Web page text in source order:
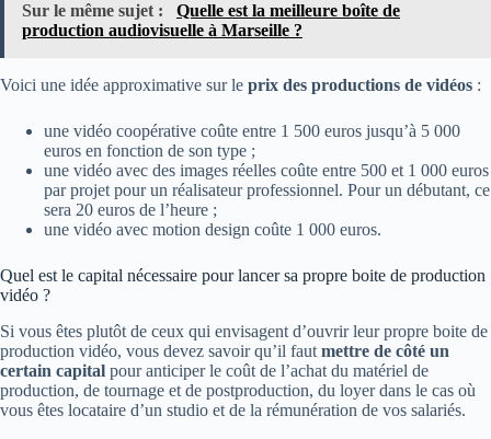
Sur le même sujet :
Quelle est la meilleure boîte de
production audiovisuelle à Marseille ?
Voici une idée approximative sur le prix des productions de vidéos :
une vidéo coopérative coûte entre 1 500 euros jusqu’à 5 000
euros en fonction de son type ;
une vidéo avec des images réelles coûte entre 500 et 1 000 euros
par projet pour un réalisateur professionnel. Pour un débutant, ce
sera 20 euros de l’heure ;
une vidéo avec motion design coûte 1 000 euros.
Quel est le capital nécessaire pour lancer sa propre boite de production
vidéo ?
Si vous êtes plutôt de ceux qui envisagent d’ouvrir leur propre boite de
production vidéo, vous devez savoir qu’il faut mettre de côté un
certain capital pour anticiper le coût de l’achat du matériel de
production, de tournage et de postproduction, du loyer dans le cas où
vous êtes locataire d’un studio et de la rémunération de vos salariés.